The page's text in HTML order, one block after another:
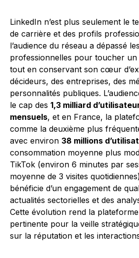
LinkedIn n’est plus seulement le
de carrière et des profils
l’audience du réseau a dépassé
professionnelles pour toucher
tout en conservant son cœur
décideurs, des entreprises, des
personnalités publiques.
le cap des 1,3 milliard
mensuels, et en France, la
comme la deuxième plus
avec environ 38 millions
consommation moyenne plus
TikTok (environ 6 minutes par
moyenne de 3 visites
bénéficie d’un engagement de
actualités sectorielles et des
Cette évolution rend la
pertinente pour la veille
sur la réputation et les